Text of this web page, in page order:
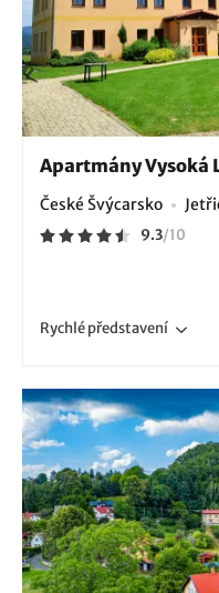
Apartmány Vysoká
České Švýcarsko
9.3/10
Rychlépředstavení